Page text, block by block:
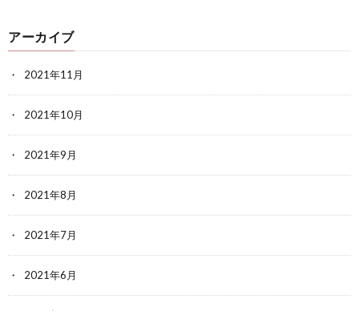
アーカイブ
2021年11月
2021年10月
2021年9月
2021年8月
2021年7月
2021年6月